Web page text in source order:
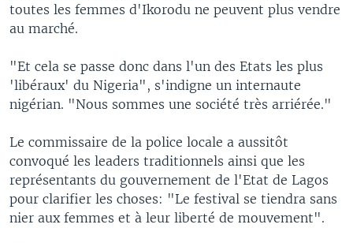
toutes les femmes d'Ikorodu ne peuvent plus vendre
au marché.
"Et cela se passe donc dans l'un des Etats les plus
'libéraux' du Nigeria", s'indigne un internaute
nigérian. "Nous sommes une société très arriérée."
Le commissaire de la police locale a aussitôt
convoqué les leaders traditionnels ainsi que les
représentants du gouvernement de l'Etat de Lagos
pour clarifier les choses: "Le festival se tiendra sans
nier aux femmes et à leur liberté de mouvement".